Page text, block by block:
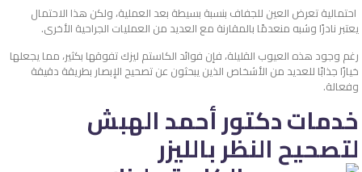
احتمالية تعرض العين للجفاف بنسبة بسيطة بعد العملية، ولكن هذا الاحتمال
يعتبر نادرًا وشبه منعدمًا بالمقارنة مع العديد من العمليات الجراحية الأخرى.
رغم وجود هذه العيوب القليلة، فإن فوائد الكاستم ليزك تفوقها بكثير، مما يجعلها
خيارًا جذابًا للعديد من الأشخاص الذين يبحثون عن تصحيح الإبصار بطريقة دقيقة
وفعالة.
خدمات دكتور أحمد الهبش
لتصحيح النظر بالليزر